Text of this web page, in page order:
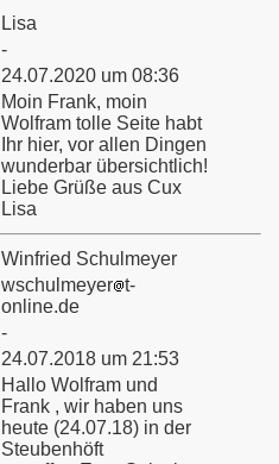
Lisa
-
24.07.2020 um 08:36
Moin Frank, moin
Wolfram tolle Seite habt
Ihr hier, vor allen Dingen
wunderbar übersichtlich!
Liebe Grüße aus Cux
Lisa
Winfried Schulmeyer
wschulmeyer t-
online.de
-
24.07.2018 um 21:53
Hallo Wolfram und
Frank , wir haben uns
heute (24.07.18) in der
Steubenhöft